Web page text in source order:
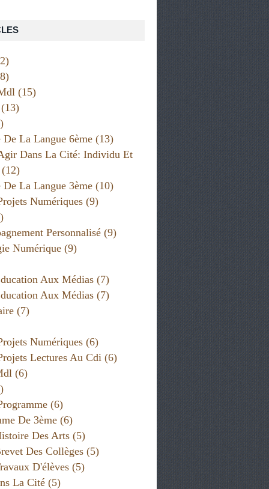
PROJETS NUMÉRIQUES 6ÈME: TRAVAUX D'ÉLÈVES ,
MDL
(15)
(13)
La Langue 6ème (13)
Dans La Cité: Individu Et
(12)
La Langue 3ème (10)
Numériques (9)
Personnalisé (9)
Numérique (9)
Aux Médias (7)
Aux Médias (7)
(7)
Numériques (6)
Lectures Au Cdi (6)
(6)
(6)
De 3ème (6)
Des Arts (5)
Des Collèges (5)
D'élèves (5)
La Cité (5)